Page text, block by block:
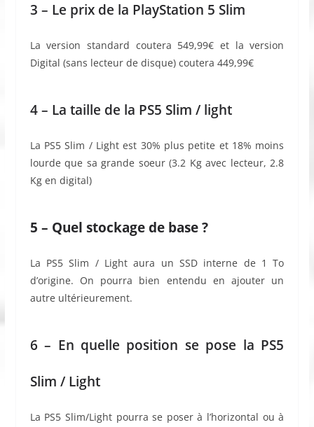
3 – Le prix de la PlayStation 5 Slim
La version standard coutera 549,99€ et la version
Digital (sans lecteur de disque) coutera 449,99€
4 – La taille de la PS5 Slim / light
La PS5 Slim / Light est 30% plus petite et 18% moins
lourde que sa grande soeur (3.2 Kg avec lecteur, 2.8
Kg en digital)
5 – Quel stockage de base ?
La PS5 Slim / Light aura un SSD interne de 1 To
d’origine. On pourra bien entendu en ajouter un
autre ultérieurement.
6 – En quelle position se pose la PS5
Slim / Light
La PS5 Slim/Light pourra se poser à l’horizontal ou à